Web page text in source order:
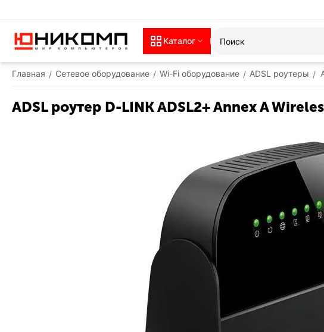
Каталог
Главная / Сетевое оборудование / Wi-Fi оборудование / ADSL роутеры /
ADSL роутер D-LINK ADSL2+ Annex A